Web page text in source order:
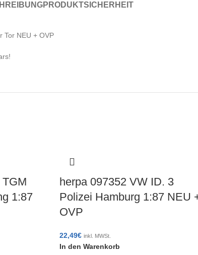
PRODUKTSICHERHEIT
Tor NEU + OVP
1:87
herpa 097352 VW ID. 3
Polizei Hamburg 1:87 NEU
OVP
22,49€ inkl. MWSt.
In den Warenkorb